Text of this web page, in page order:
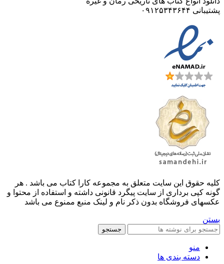
پشتیبانی ۰۹۱۲۵۳۴۳۶۴۴
کليه حقوق اين سايت متعلق به مجموعه کارا کتاب می باشد . هر
گونه کپی برداری از سایت پیگرد قانونی داشته و استفاده از محتوا و
عکسهای فروشگاه بدون ذکر نام و لینک منبع ممنوع می باشد
بستن
جستجو
منو
دسته بندی ها